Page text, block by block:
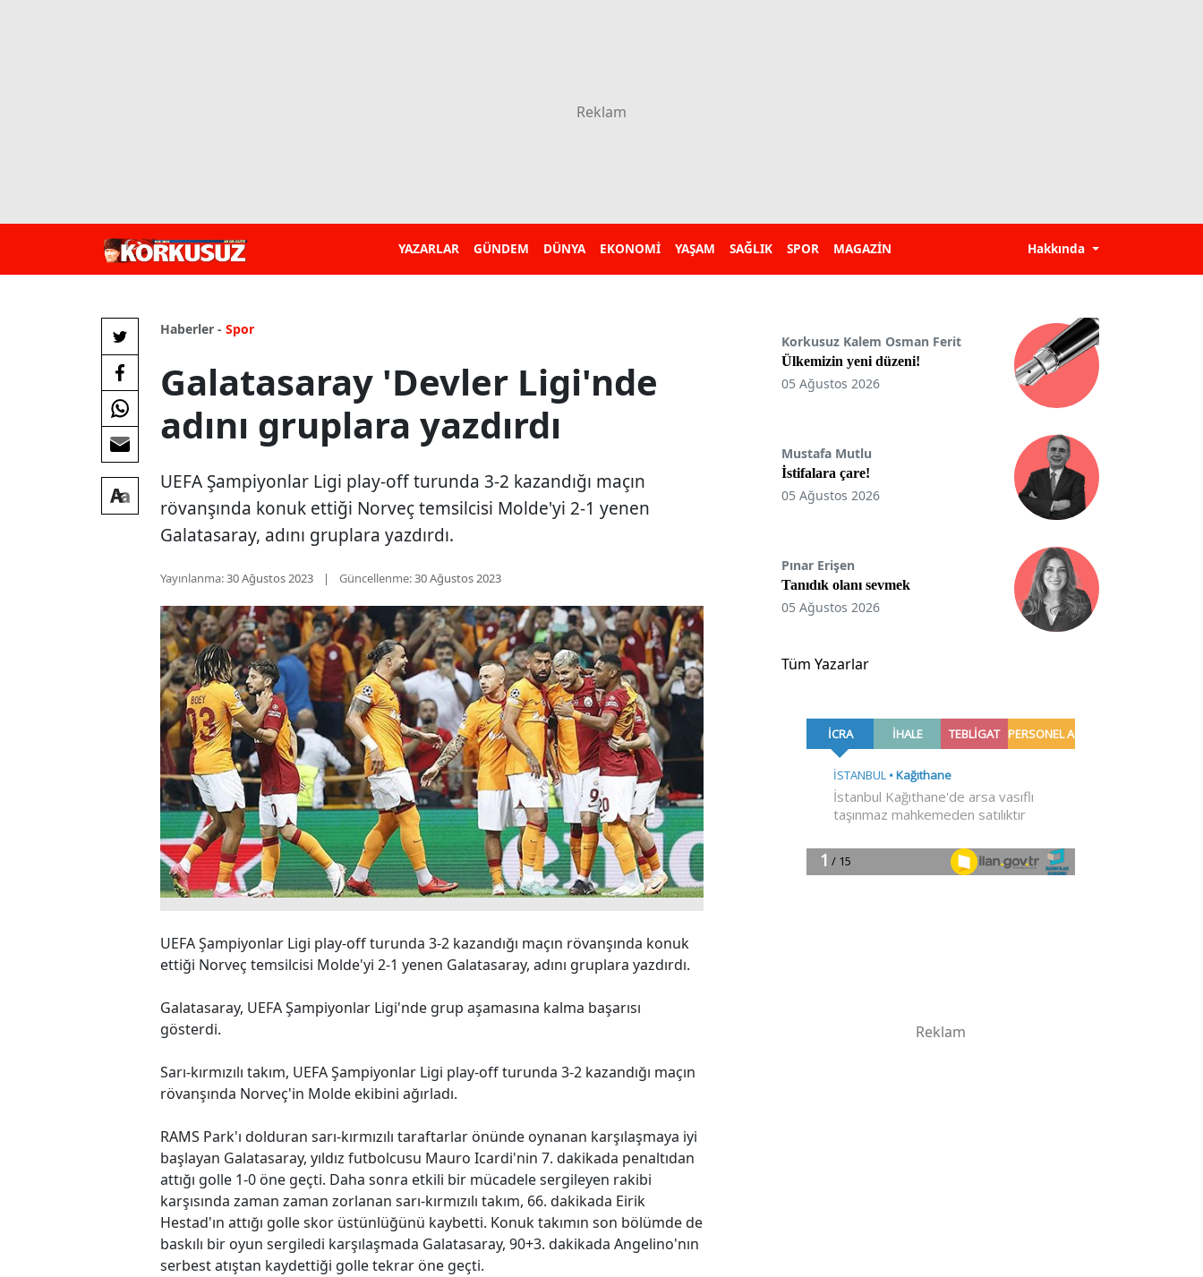
YAZARLAR GÜNDEM DÜNYA EKONOMİ YAŞAM SAĞLIK SPOR MAGAZİN Hakkında
Haberler - Spor
Galatasaray 'Devler Ligi'nde
adını gruplara yazdırdı
UEFA Şampiyonlar Ligi play-off turunda 3-2 kazandığı maçın
rövanşında konuk ettiği Norveç temsilcisi Molde'yi 2-1 yenen
Galatasaray, adını gruplara yazdırdı.
Yayınlanma:30 Ağustos 2023 Güncellenme:30 Ağustos 2023
UEFA Şampiyonlar Ligi play-off turunda 3-2 kazandığı maçın rövanşında konuk
ettiği Norveç temsilcisi Molde'yi 2-1 yenen Galatasaray, adını gruplara yazdırdı.
Galatasaray, UEFA Şampiyonlar Ligi'nde grup aşamasına kalma başarısı
gösterdi.
Sarı-kırmızılı takım, UEFA Şampiyonlar Ligi play-off turunda 3-2 kazandığı maçın
rövanşında Norveç'in Molde ekibini ağırladı.
RAMS Park'ı dolduran sarı-kırmızılı taraftarlar önünde oynanan karşılaşmaya iyi
başlayan Galatasaray, yıldız futbolcusu Mauro Icardi'nin 7. dakikada penaltıdan
attığı golle 1-0 öne geçti. Daha sonra etkili bir mücadele sergileyen rakibi
karşısında zaman zaman zorlanan sarı-kırmızılı takım, 66. dakikada Eirik
Hestad'ın attığı golle skor üstünlüğünü kaybetti. Konuk takımın son bölümde de
baskılı bir oyun sergiledi karşılaşmada Galatasaray, 90+3. dakikada Angelino'nın
serbest atıştan kaydettiği golle tekrar öne geçti.
Korkusuz Kalem Osman Ferit
Ülkemizin yeni düzeni!
05 Ağustos 2026
Mustafa Mutlu
İstifalara çare!
05 Ağustos 2026
Pınar Erişen
Tanıdık olanı sevmek
05 Ağustos 2026
Tüm Yazarlar